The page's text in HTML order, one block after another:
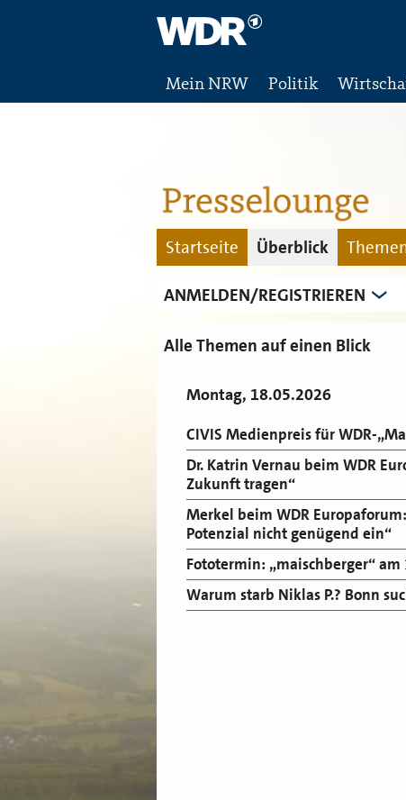
Mein NRW Politik
Startseite Überblick
ANMELDEN/REGISTRIEREN
Alle Themen auf einen Blick
Montag, 18.05.2026
CIVIS Medienpreis für WDR-
Dr. Katrin Vernau beim WDR
Zukunft tragen“
Merkel beim WDR
Potenzial nicht genügend ein“
Fototermin: „maischberger“ am
Warum starb Niklas P.? Bonn